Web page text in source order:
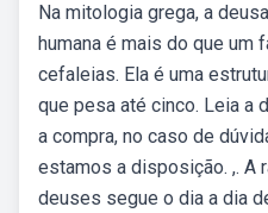
Na mitologia grega, a
humana é mais do que um
cefaleias. Ela é uma
que pesa até cinco. Leia a
a compra, no caso de
estamos a disposição. ,. A
deuses segue o dia a dia